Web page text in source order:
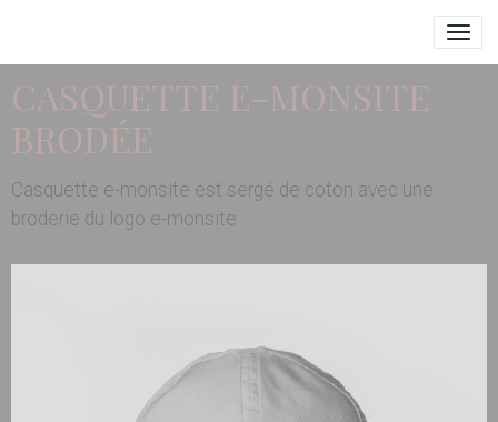
CASQUETTE E-MONSITE
BRODÉE
Casquette e-monsite est sergé de coton avec une
broderie du logo e-monsite